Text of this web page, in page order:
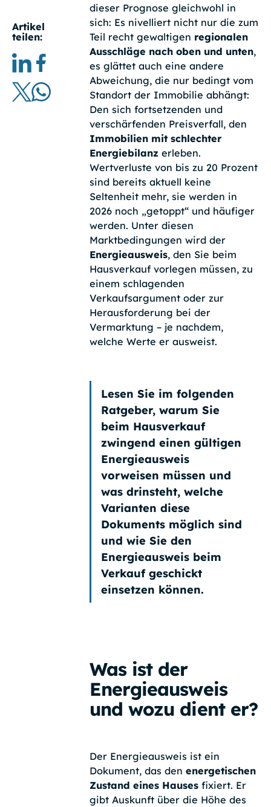
Artikel
teilen:
dieser Prognose gleichwohl in
sich: Es nivelliert nicht nur die zum
Teil recht gewaltigen regionalen
Ausschläge nach oben und unten,
es glättet auch eine andere
Abweichung, die nur bedingt vom
Standort der Immobilie abhängt:
Den sich fortsetzenden und
verschärfenden Preisverfall, den
Immobilien mit schlechter
Energiebilanzerleben.
Wertverluste von bis zu 20 Prozent
sind bereits aktuell keine
Seltenheit mehr, sie werden in
2026 noch „getoppt“ und häufiger
werden. Unter diesen
Marktbedingungen wird der
Energieausweis, den Sie beim
Hausverkauf vorlegen müssen, zu
einem schlagenden
Verkaufsargument oder zur
Herausforderung bei der
Vermarktung – je nachdem,
welche Werte er ausweist.
Lesen Sie im folgenden
Ratgeber, warum Sie
beim Hausverkauf
zwingend einen gültigen
Energieausweis
vorweisen müssen und
was drinsteht, welche
Varianten diese
Dokuments möglich sind
und wie Sie den
Energieausweis beim
Verkauf geschickt
einsetzen können.
Was ist der
Energieausweis
und wozu dient er?
Der Energieausweis ist ein
Dokument, das den energetischen
Zustand eines Hausesfixiert. Er
gibt Auskunft über die Höhe des